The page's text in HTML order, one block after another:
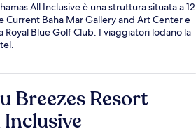
All Inclusive è una struttura situata a 12
Current Baha Mar Gallery and Art Center e
Royal Blue Golf Club. I viaggiatori lodano la
Breezes Resort